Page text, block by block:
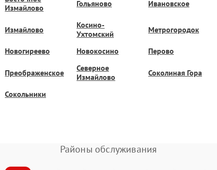
Измайлово
Гольяново Ивановское
Измайлово
Косино-
Ухтомский
Метрогородок
Новогиреево Новокосино Перово
Преображенское
Северное
Измайлово
Соколиная Гора
Сокольники
Районы обслуживания